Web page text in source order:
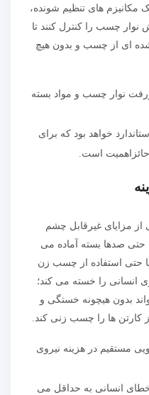
های تنظیم شونده،
چسب را کنترل کنند تا
شده ای از چسب و بدون هیچ
نوار چسب و مواد بسته
خواهد بود که برای
است.
از مزایای غیرقابل چشم
حتی صدها بسته آماده می
حتی استفاده از چسب زن
انسانی را خسته می کند؛
بدون هیچونه خستگی و
کارتن ها را چسب زنی کند.
مستقیم در هزینه نیروی
انسانی به حداقل می